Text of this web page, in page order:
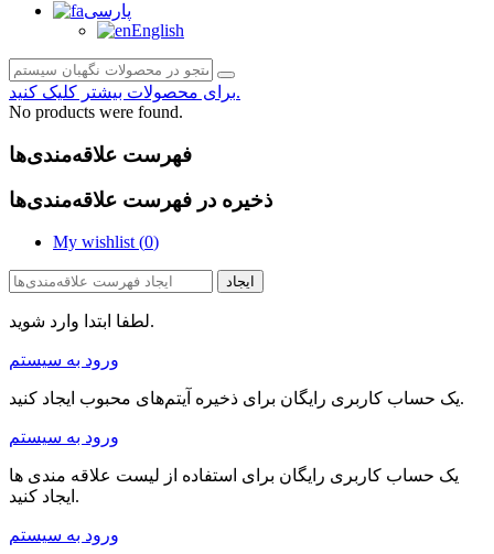
پارسی
English
برای محصولات بیشتر کلیک کنید.
No products were found.
فهرست علاقه‌مندی‌ها
ذخیره در فهرست علاقه‌مندی‌ها
My wishlist (0)
ایجاد
لطفا ابتدا وارد شوید.
ورود به سیستم
یک حساب کاربری رایگان برای ذخیره آیتم‌های محبوب ایجاد کنید.
ورود به سیستم
یک حساب کاربری رایگان برای استفاده از لیست علاقه مندی ها
ایجاد کنید.
ورود به سیستم